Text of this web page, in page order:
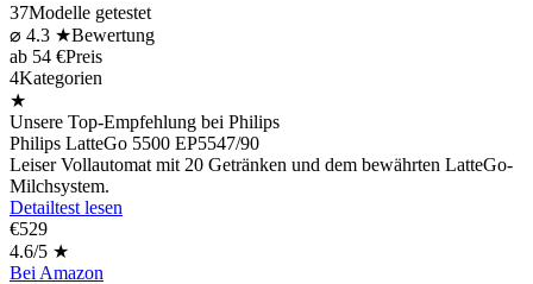
37Modelle getestet
⌀ 4.3 ★Bewertung
ab 54 €Preis
4Kategorien
★
Unsere Top-Empfehlung bei Philips
Philips LatteGo 5500 EP5547/90
Leiser Vollautomat mit 20 Getränken und dem bewährten LatteGo-
Milchsystem.
Detailtest lesen
€529
4.6/5 ★
Bei Amazon